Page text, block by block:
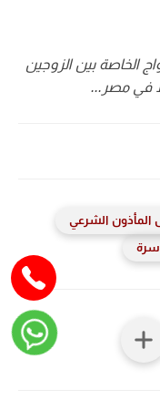
الخاصة بين الزوجين
في مصر...
المأذون الشرعي